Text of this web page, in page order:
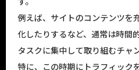
例えば、サイトのコンテンツを
化したりするなど、通常は時間
タスクに集中して取り組むチャ
特に、この時期にトラフィック